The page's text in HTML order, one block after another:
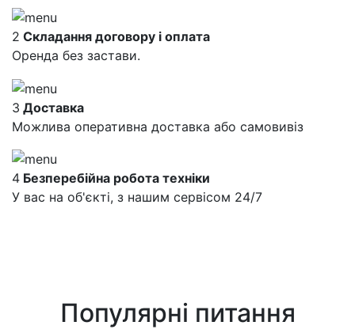
2 Складання договору і оплата
Оренда без застави.
3 Доставка
Можлива оперативна доставка або самовивіз
4 Безперебійна робота техніки
У вас на об'єкті, з нашим сервісом 24/7
Популярні питання